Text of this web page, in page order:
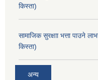
किस्ता)
सामाजिक सुरक्षाा भत्ता पाउने
किस्ता)
अन्य